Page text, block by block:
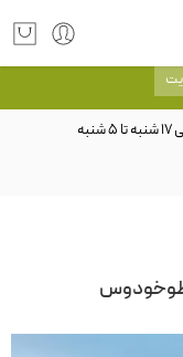
بندی خود شرکت لانگ لایف
و بسته بندی را ملاحظه